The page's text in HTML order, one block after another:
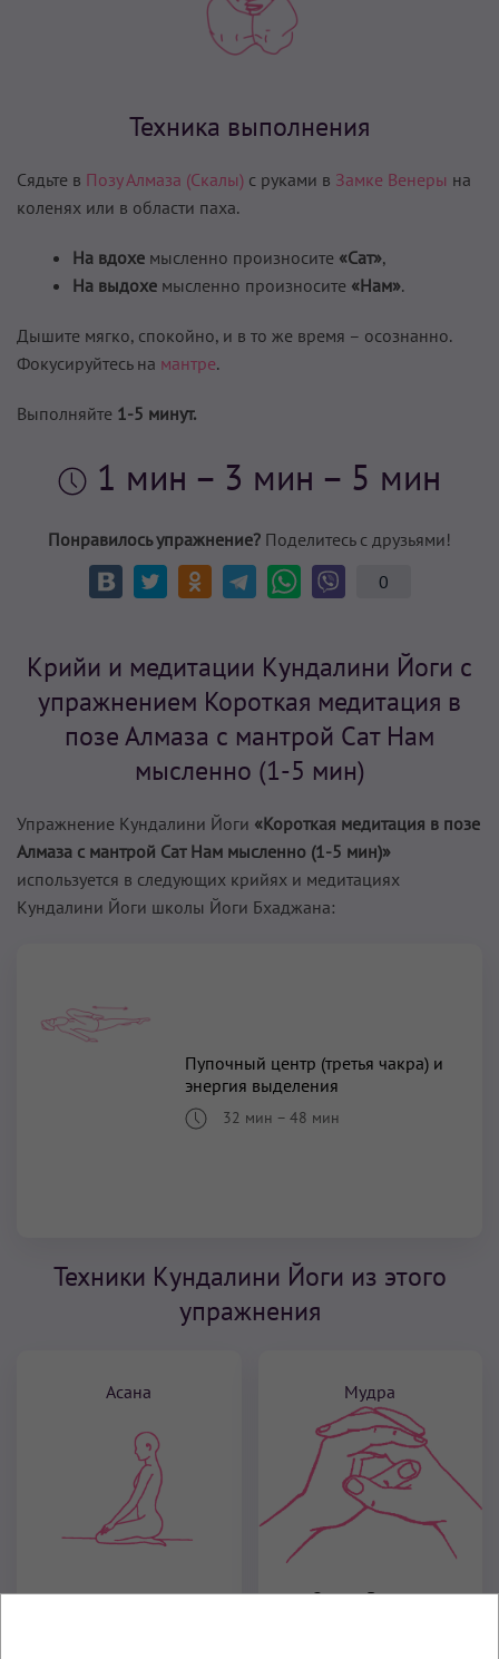
Техника выполнения
Сядьте в Позу Алмаза (Скалы) с руками в Замке Венеры на
коленях или в области паха.
На вдохе мысленно произносите «Сат»,
На выдохе мысленно произносите «Нам».
Дышите мягко, спокойно, и в то же время – осознанно.
Фокусируйтесь на мантре.
Выполняйте 1-5 минут.
1 мин – 3 мин – 5 мин
Понравилось упражнение? Поделитесь с друзьями!
0
Крийи и медитации Кундалини Йоги с
упражнением Короткая медитация в
позе Алмаза с мантрой Сат Нам
мысленно (1-5 мин)
Упражнение Кундалини Йоги «Короткая медитация в позе
Алмаза с мантрой Сат Нам мысленно (1-5 мин)»
используется в следующих крийях и медитациях
Кундалини Йоги школы Йоги Бхаджана:
Пупочный центр (третья чакра) и
энергия выделения
32 мин – 48 мин
Техники Кундалини Йоги из этого
упражнения
Асана
Поза Алмаза (Поза
Мудра
Замок Венеры